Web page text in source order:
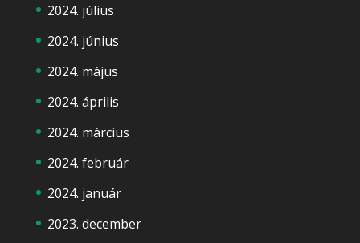
2024. július
2024. június
2024. május
2024. április
2024. március
2024. február
2024. január
2023. december